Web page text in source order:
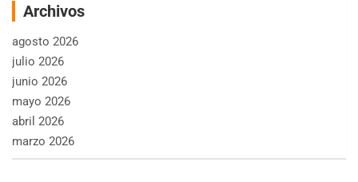
Archivos
agosto 2026
julio 2026
junio 2026
mayo 2026
abril 2026
marzo 2026